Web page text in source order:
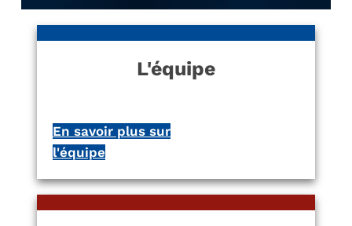
L'équipe
En savoir plus sur
l'équipe